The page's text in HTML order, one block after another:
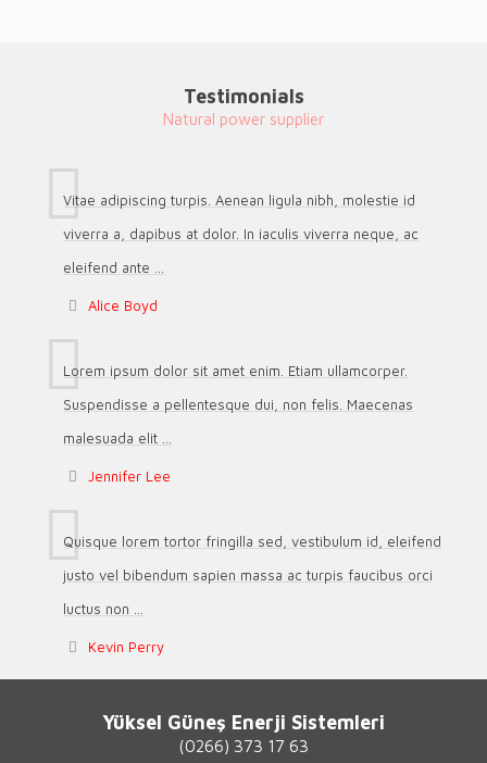
Testimonials
Natural power supplier
Vitae adipiscing turpis. Aenean ligula nibh, molestie id
viverra a, dapibus at dolor. In iaculis viverra neque, ac
eleifend ante ...
Alice Boyd
Lorem ipsum dolor sit amet enim. Etiam ullamcorper.
Suspendisse a pellentesque dui, non felis. Maecenas
malesuada elit ...
Jennifer Lee
Quisque lorem tortor fringilla sed, vestibulum id, eleifend
justo vel bibendum sapien massa ac turpis faucibus orci
luctus non ...
Kevin Perry
Yüksel Güneş Enerji Sistemleri
(0266) 373 17 63